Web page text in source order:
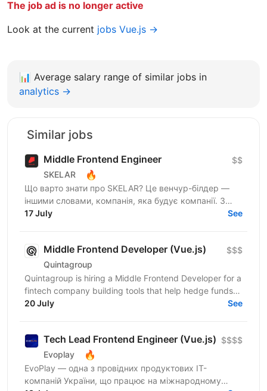
The job ad is no longer active
Look at the current jobs Vue.js →
📊 Average salary range of similar jobs in
analytics →
Similar jobs
Middle Frontend Engineer
SKELAR 🔥
$$
Що варто знати про SKELAR? Це венчур-білдер —
іншими словами, компанія, яка будує компанії. З
нами фаундери створюють consumer-бізнеси, які
17 July See
Middle Frontend Developer (Vue.js)
Quintagroup
$$$
Quintagroup is hiring a Middle Frontend Developer for a
fintech company building tools that help hedge funds
manage treasury and financing more efficiently....
20 July See
Tech Lead Frontend Engineer (Vue.js)
Evoplay 🔥
$$$$
EvoPlay — одна з провідних продуктових IT-
компаній України, що працює на міжнародному